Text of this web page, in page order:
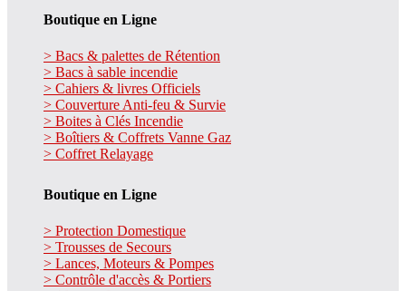
Boutique en Ligne
> Bacs & palettes de Rétention
> Bacs à sable incendie
> Cahiers & livres Officiels
> Couverture Anti-feu & Survie
> Boites à Clés Incendie
> Boîtiers & Coffrets Vanne Gaz
> Coffret Relayage
Boutique en Ligne
> Protection Domestique
> Trousses de Secours
> Lances, Moteurs & Pompes
> Contrôle d'accès & Portiers